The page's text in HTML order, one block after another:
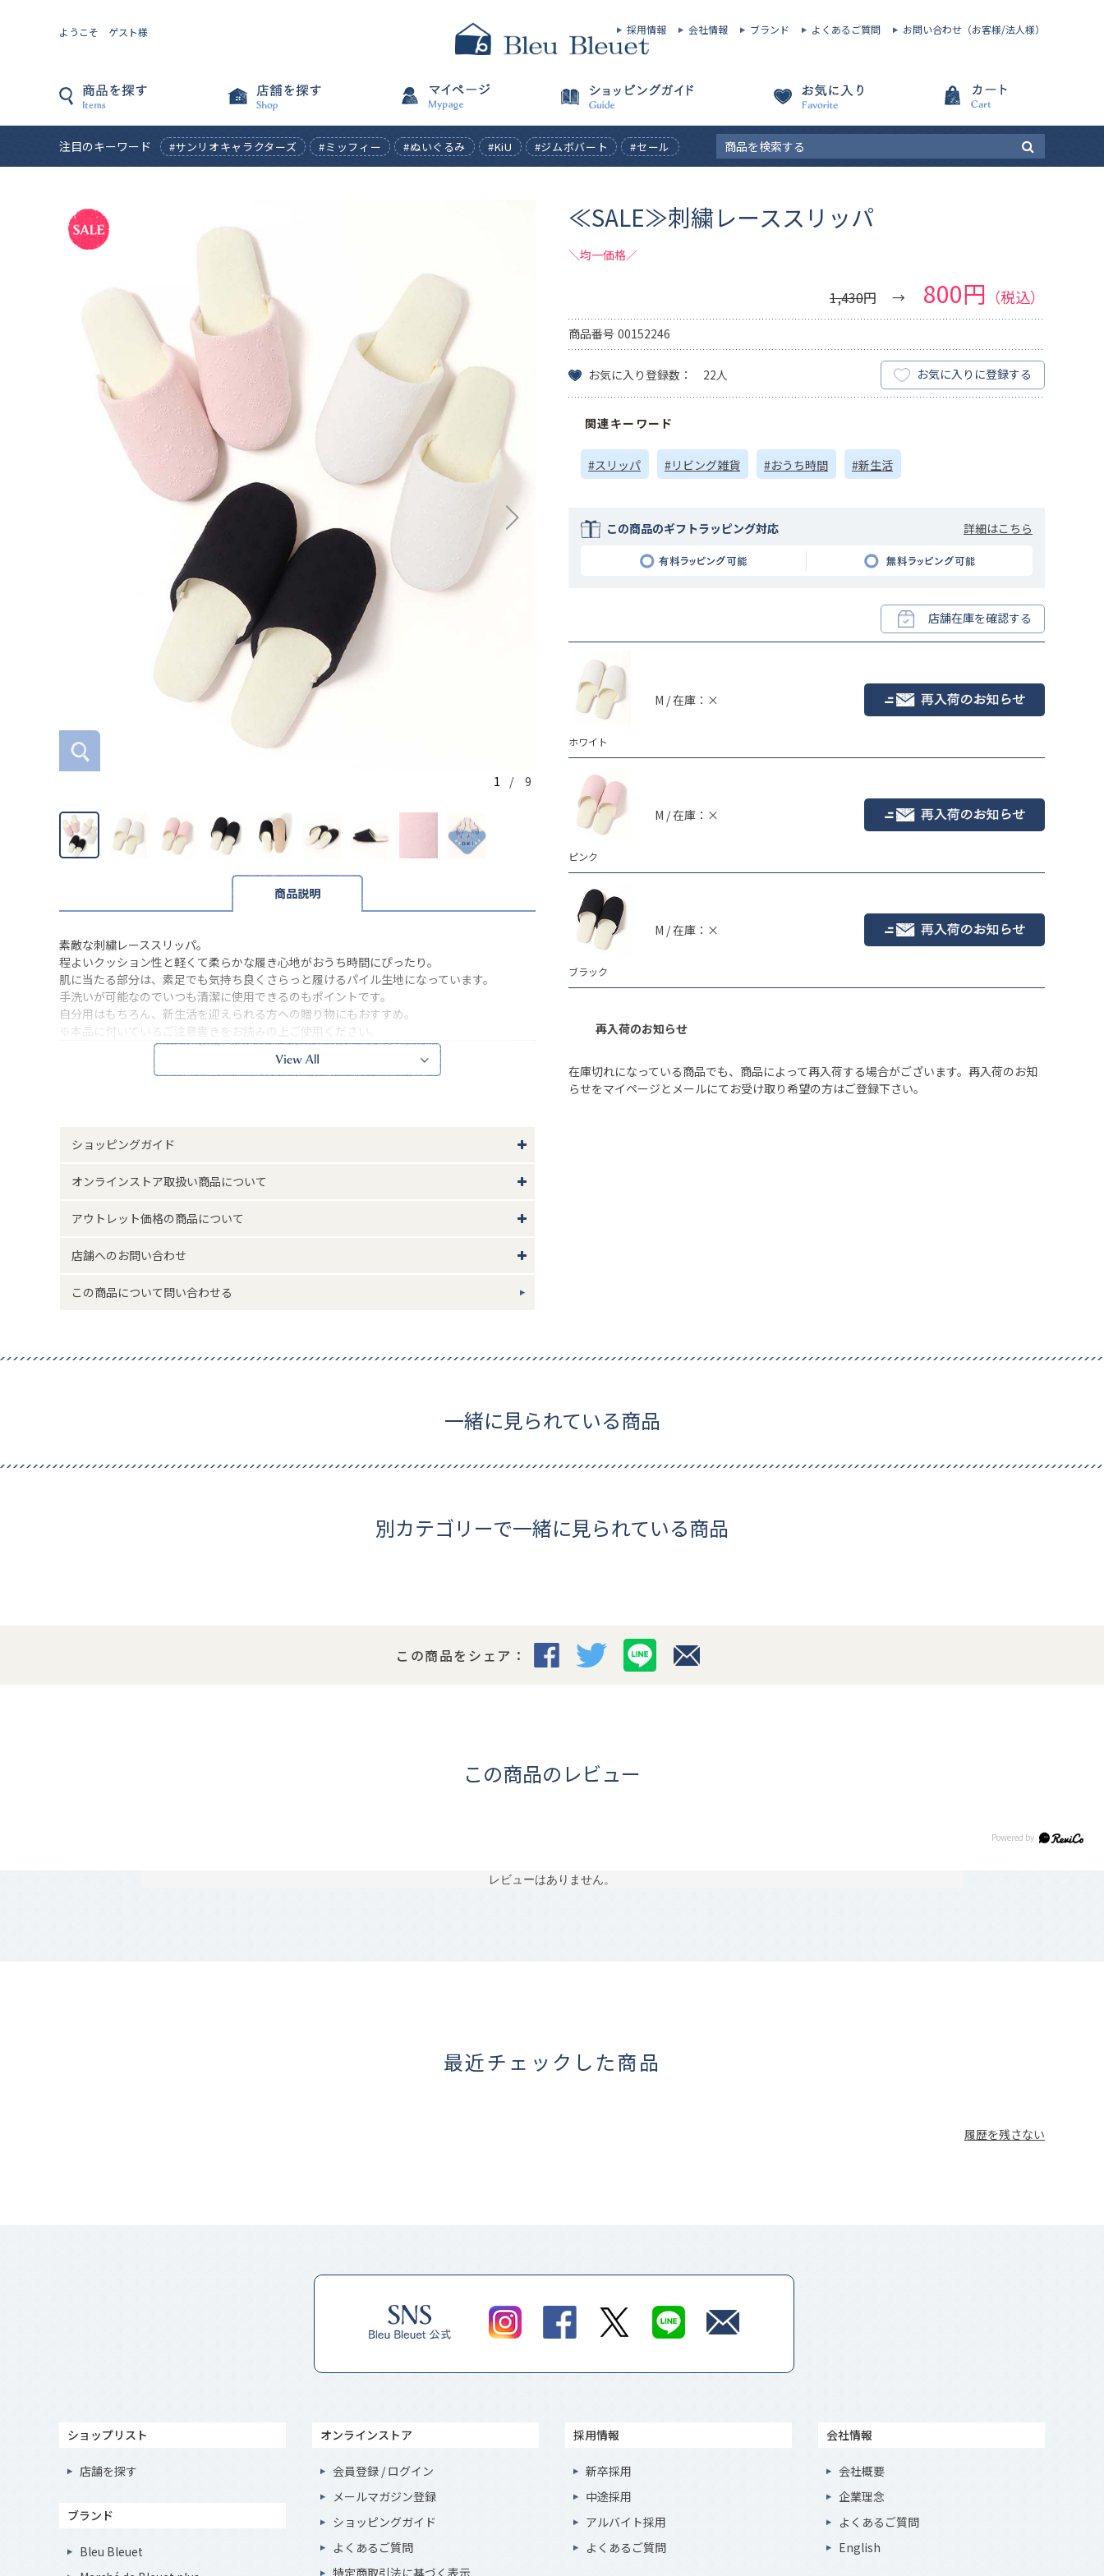
ようこそ ゲスト様 採用情報 会社情報 ブランド よくあるご質問 お問い合わせ（お客様/法人様）
注目のキーワード #サンリオキャラクターズ #ミッフィー #ぬいぐるみ #KiU #ジムボバート #セール
ホワイト
1 / 9
商品説明
素敵な刺繍レーススリッパ。
程よいクッション性と軽くて柔らかな履き心地がおうち時間にぴったり。
肌に当たる部分は、素足でも気持ち良くさらっと履けるパイル生地になっています。
手洗いが可能なのでいつも清潔に使用できるのもポイントです。
自分用はもちろん、新生活を迎えられる方への贈り物にもおすすめ。
※本品に付いているご注意書きをお読みの上ご使用ください。
サイズ詳細(cm)約
足サイズ22～24(縦26.5 横9)
サイズについて
ショッピングガイド
オンラインストア取扱い商品について
アウトレット価格の商品について
店舗へのお問い合わせ
この商品について問い合わせる
≪SALE≫刺繍レーススリッパ
＼均一価格／
1,430円 800円 （税込）
商品番号 00152246
お気に入り登録数： 22人 お気に入りに登録する
関連キーワード
#スリッパ #リビング雑貨 #おうち時間 #新生活
この商品のギフトラッピング対応 詳細はこちら
店舗在庫を確認する
ホワイト
M / 在庫：×
ピンク
M / 在庫：×
ブラック
M / 在庫：×
再入荷のお知らせ
在庫切れになっている商品でも、商品によって再入荷する場合がございます。再入荷のお知
らせをマイページとメールにてお受け取り希望の方はご登録下さい。
一緒に見られている商品
別カテゴリーで一緒に見られている商品
この商品をシェア：
この商品のレビュー
レビューはありません。
最近チェックした商品
履歴を残さない
ショップリスト
店舗を探す
ブランド
Bleu Bleuet
オンラインストア
会員登録 / ログイン
メールマガジン登録
ショッピングガイド
よくあるご質問
採用情報
新卒採用
中途採用
アルバイト採用
よくあるご質問
会社情報
会社概要
企業理念
よくあるご質問
English